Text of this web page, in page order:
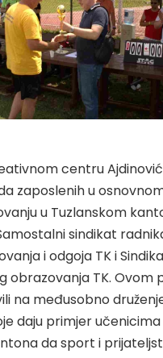
centru
zaposlenih u
u Tuzlanskom
sindikat
i odgoja TK i
obrazovanja TK. Ovom
na međusobno
daju primjer
da sport i